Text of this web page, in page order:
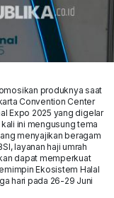
produknya saat
Convention Center
Expo 2025 yang digelar
ini mengusung tema
menyajikan beragam
layanan haji umrah
dapat memperkuat
Ekosistem Halal
hari pada 26-29 Juni